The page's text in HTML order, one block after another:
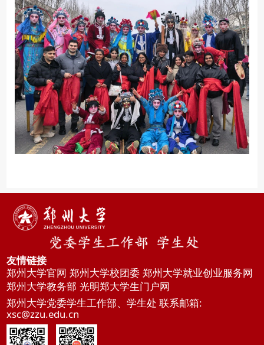
友情链接
郑州大学官网 郑州大学校团委 郑州大学就业创业服务网
郑州大学教务部 光明郑大学生门户网
郑州大学党委学生工作部、学生处 联系邮箱:
xsc@zzu.edu.cn